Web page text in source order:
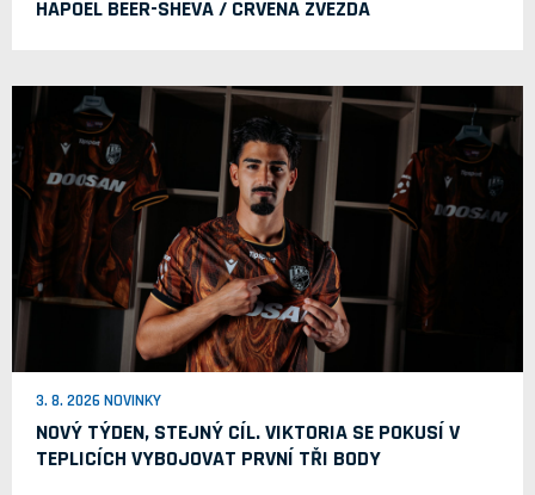
HAPOEL BEER-SHEVA / CRVENA ZVEZDA
3. 8. 2026 NOVINKY
NOVÝ TÝDEN, STEJNÝ CÍL. VIKTORIA SE POKUSÍ V
TEPLICÍCH VYBOJOVAT PRVNÍ TŘI BODY